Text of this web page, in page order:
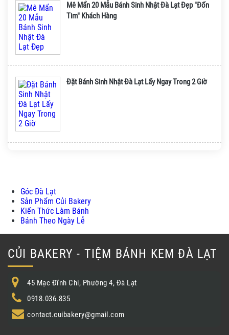
Mê Mẩn 20 Mẫu Bánh Sinh Nhật Đà Lạt Đẹp "Đốn
Tim" Khách Hàng
Đặt Bánh Sinh Nhật Đà Lạt Lấy Ngay Trong 2 Giờ
Góc Đà Lạt
Sản Phẩm Củi Bakery
Kiến Thức Làm Bánh
Bánh Theo Ngày Lễ
CỦI BAKERY - TIỆM BÁNH KEM ĐÀ LẠT
45 Mạc Đĩnh Chi, Phường 4, Đà Lạt
0918.036.835
contact.cuibakery@gmail.com